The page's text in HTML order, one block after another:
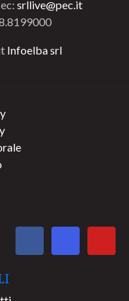
srllive@pec.it
Infoelba srl